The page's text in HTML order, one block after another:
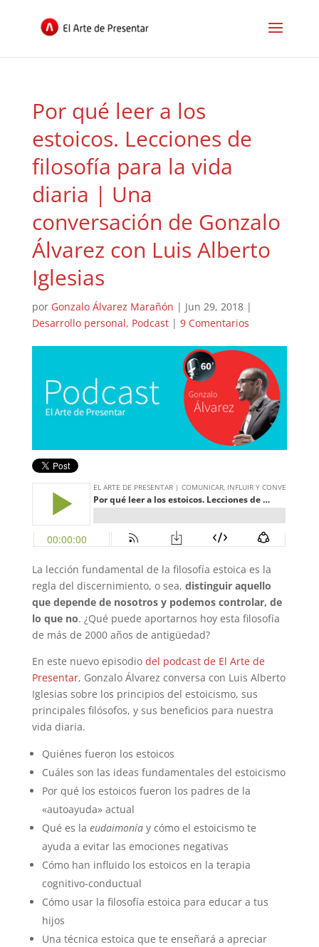
Por qué leer a los
estoicos. Lecciones de
filosofía para la vida
diaria | Una
conversación de Gonzalo
Álvarez con Luis Alberto
Iglesias
por Gonzalo Álvarez Marañón | Jun 29, 2018|
Desarrollo personal, Podcast| 9 Comentarios
La lección fundamental de la filosofía estoica es la
regla del discernimiento, o sea, distinguir aquello
que depende de nosotros y podemos controlar, de
lo que no. ¿Qué puede aportarnos hoy esta filosofía
de más de 2000 años de antigüedad?
En este nuevo episodio del podcast de El Arte de
Presentar, Gonzalo Álvarez conversa con Luis Alberto
Iglesias sobre los principios del estoicismo, sus
principales filósofos, y sus beneficios para nuestra
vida diaria.
Quiénes fueron los estoicos
Cuáles son las ideas fundamentales del estoicismo
Por qué los estoicos fueron los padres de la
«autoayuda» actual
Qué es la eudaimonía y cómo el estoicismo te
ayuda a evitar las emociones negativas
Cómo han influido los estoicos en la terapia
cognitivo-conductual
Cómo usar la filosofía estoica para educar a tus
hijos
Una técnica estoica que te enseñará a apreciar